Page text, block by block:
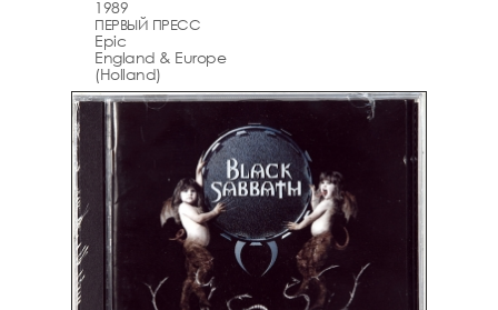
1989
ПЕРВЫЙ ПРЕСС
Epic
England & Europe
(Holland)